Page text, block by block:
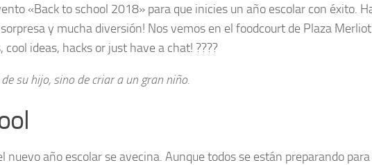
«Back to school 2018» para que inicies un año escolar con éxito.
y mucha diversión! Nos vemos en el foodcourt de Plaza
ideas, hacks or just have a chat! ????
su hijo, sino de criar a un gran niño.
nuevo año escolar se avecina. Aunque todos se están preparando